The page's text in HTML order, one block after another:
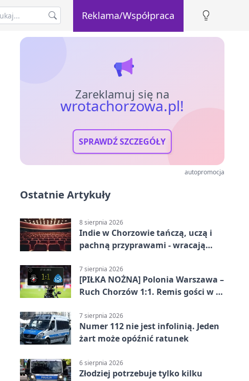
Reklama/Współpraca
Zareklamuj się na
wrotachorzowa.pl!
SPRAWDŹ SZCZEGÓŁY
autopromocja
Ostatnie Artykuły
8 sierpnia 2026
Indie w Chorzowie tańczą, uczą i
pachną przyprawami - wracają
7 sierpnia 2026
[PIŁKA NOŻNA] Polonia Warszawa –
Ruch Chorzów 1:1. Remis gości w 3.
7 sierpnia 2026
Numer 112 nie jest infolinią. Jeden
żart może opóźnić ratunek
6 sierpnia 2026
Złodziej potrzebuje tylko kilku